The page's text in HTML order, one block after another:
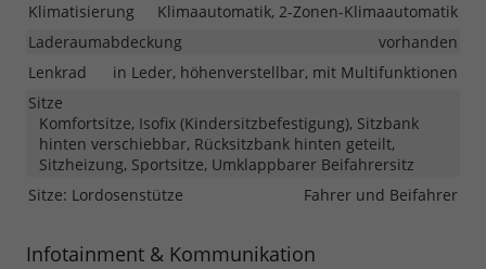
Klimatisierung
Klimaautomatik, 2-Zonen-Klimaautomatik
Laderaumabdeckung
vorhanden
Lenkrad
in Leder, höhenverstellbar, mit Multifunktionen
Sitze
Komfortsitze, Isofix (Kindersitzbefestigung), Sitzbank
hinten verschiebbar, Rücksitzbank hinten geteilt,
Sitzheizung, Sportsitze, Umklappbarer Beifahrersitz
Sitze: Lordosenstütze
Fahrer und Beifahrer
Infotainment & Kommunikation